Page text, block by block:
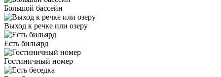
Большой бассейн
Выход к речке или озеру
Есть бильярд
Гостиничный номер